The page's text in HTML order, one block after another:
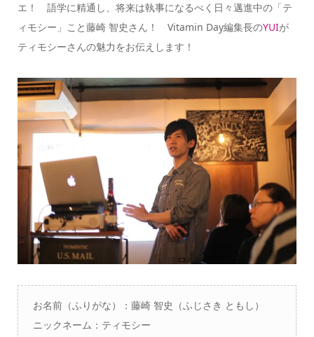
エ！ 語学に精通し、将来は執事になるべく日々邁進中の「テ
ィモシー」こと藤崎 智史 さん！ Vitamin Day編集長のYUIが
ティモシーさんの魅力をお伝えします！
お名前（ふりがな）： 藤崎 智史（ふじさき ともし）
ニックネーム：ティモシー